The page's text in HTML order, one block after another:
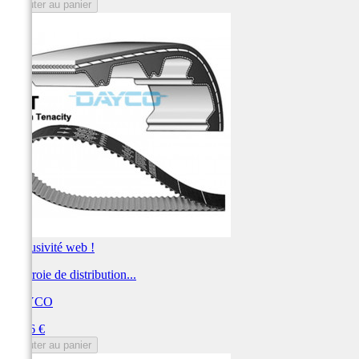
Ajouter au panier
Exclusivité web !
Courroie de distribution...
DAYCO
43,46 €
Ajouter au panier